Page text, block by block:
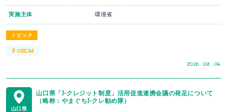
トピック
2026 . 08 . 04
実施主体 環境省
#OECM
山口県
山口県「J-クレジット制度」活用促進連携会議の発足について
（略称：やまぐちJ-クレ勧め隊）